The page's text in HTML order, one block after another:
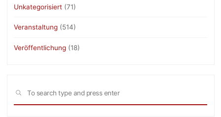
Unkategorisiert (71)
Veranstaltung (514)
Veröffentlichung (18)
SEARCH